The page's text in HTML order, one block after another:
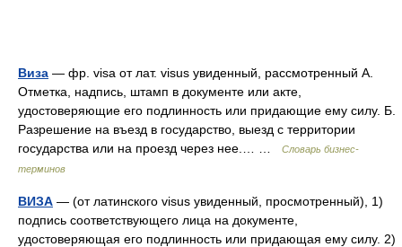
Виза — фр. visa от лат. visus увиденный, рассмотренный А.
Отметка, надпись, штамп в документе или акте,
удостоверяющие его подлинность или придающие ему силу. Б.
Разрешение на въезд в государство, выезд с территории
государства или на проезд через нее.… …
Словарь бизнес-
терминов
ВИЗА — (от латинского visus увиденный, просмотренный), 1)
подпись соответствующего лица на документе,
удостоверяющая его подлинность или придающая ему силу. 2)